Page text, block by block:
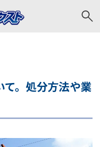
。処分方法や業